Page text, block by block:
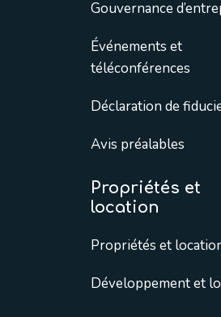
Gouvernance
Événements et
téléconférences
Déclaration de
Avis préalables
Propriétés et
location
Propriétés et
Développement et